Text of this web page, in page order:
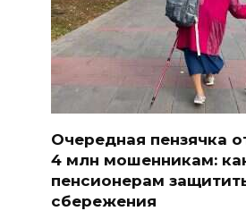
Очередная пензячка
4 млн мошенникам:
пенсионерам
сбережения